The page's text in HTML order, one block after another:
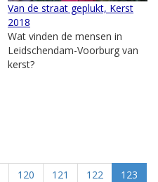
Van de straat geplukt, Kerst
2018
Wat vinden de mensen in
Leidschendam-Voorburg van
kerst?
120 121 122
123